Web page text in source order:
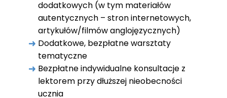
dodatkowych (w tym materiałów
autentycznych – stron internetowych,
artykułów/filmów anglojęzycznych)
Dodatkowe, bezpłatne warsztaty
tematyczne
Bezpłatne indywidualne konsultacje z
lektorem przy dłuższej nieobecności
ucznia